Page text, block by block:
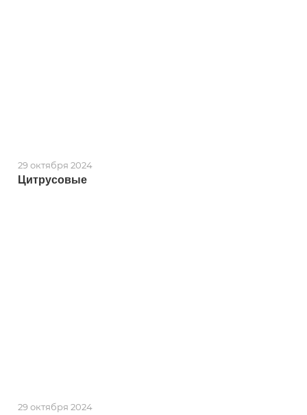
Цитрусовые
29 октября 2024
29 октября 2024